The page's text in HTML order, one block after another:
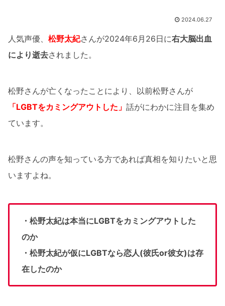
2024.06.27
人気声優、 松野太紀さんが2024年6月26日に右大脳出血
により逝去されました。
松野さんが亡くなったことにより、以前松野さんが
「LGBTをカミングアウトした」 話がにわかに注目を集め
ています。
松野さんの声を知っている方であれば真相を知りたいと思
いますよね。
・松野太紀は本当にLGBTをカミングアウトした
のか
・松野太紀が仮にLGBTなら恋人(彼氏or彼女)は存
在したのか